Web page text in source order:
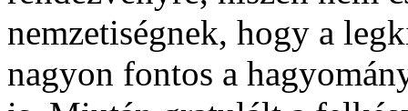
nemzetiségnek, hogy a
nagyon fontos a